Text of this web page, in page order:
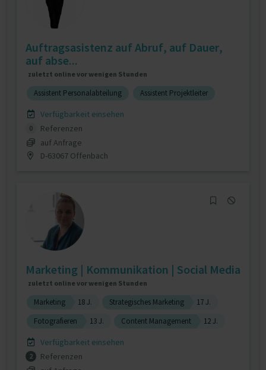
Auftragsasistenz auf Abruf, auf Dauer,
auf abse...
zuletzt online vor wenigen Stunden
Assistent Personalabteilung Assistent Projektleiter
Verfügbarkeit einsehen
0
Referenzen
auf Anfrage
D-63067 Offenbach
Marketing | Kommunikation | Social Media
zuletzt online vor wenigen Stunden
Marketing 18 J. Strategisches Marketing
17 J.
Fotografieren
13 J. Content Management 12 J.
Verfügbarkeit einsehen
2
Referenzen